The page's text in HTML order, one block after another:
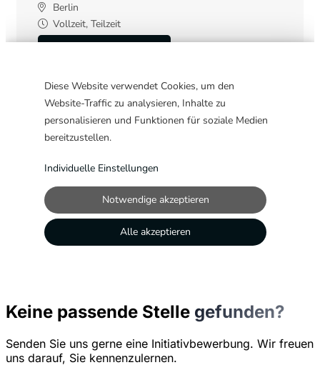
Keine passende Stelle gefunden?
Senden Sie uns gerne eine Initiativbewerbung. Wir freuen
uns darauf, Sie kennenzulernen.